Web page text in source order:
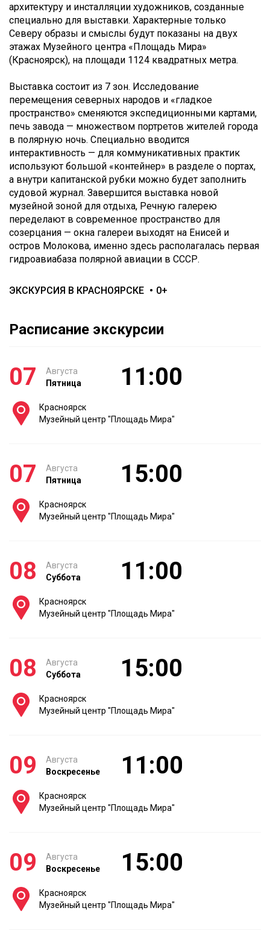
архитектуру и инсталляции художников, созданные
специально для выставки. Характерные только
Северу образы и смыслы будут показаны на двух
этажах Музейного центра «Площадь Мира»
(Красноярск), на площади 1124 квадратных метра.
Выставка состоит из 7 зон. Исследование
перемещения северных народов и «гладкое
пространство» сменяются экспедиционными картами,
печь завода — множеством портретов жителей города
в полярную ночь. Специально вводится
интерактивность — для коммуникативных практик
используют большой «контейнер» в разделе о портах,
а внутри капитанской рубки можно будет заполнить
судовой журнал. Завершится выставка новой
музейной зоной для отдыха, Речную галерею
переделают в современное пространство для
созерцания — окна галереи выходят на Енисей и
остров Молокова, именно здесь располагалась первая
гидроавиабаза полярной авиации в СССР.
ЭКСКУРСИЯ В КРАСНОЯРСКЕ 0+
Расписание экскурсии
07
Августа
Пятница
11:00
Красноярск
Музейный центр "Площадь Мира"
07
Августа
Пятница
15:00
Красноярск
Музейный центр "Площадь Мира"
08
Августа
Суббота
11:00
Красноярск
Музейный центр "Площадь Мира"
08
Августа
Суббота
15:00
Красноярск
Музейный центр "Площадь Мира"
09
Августа
Воскресенье
11:00
Красноярск
Музейный центр "Площадь Мира"
09
Августа
Воскресенье
15:00
Красноярск
Музейный центр "Площадь Мира"